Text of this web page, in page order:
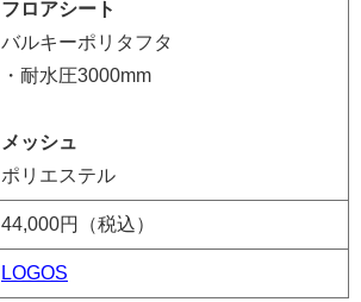
フロアシート
バルキーポリタフタ
・耐水圧3000mm
メッシュ
ポリエステル
44,000円（税込）
LOGOS